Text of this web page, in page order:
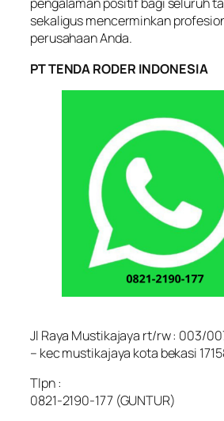
sekaligus mencerminkan
perusahaan Anda.
PT TENDA RODER INDONESIA
Jl Raya Mustikajaya rt/rw : 003/
– kec mustikajaya kota bekasi
Tlpn :
0821-2190-177 (GUNTUR)